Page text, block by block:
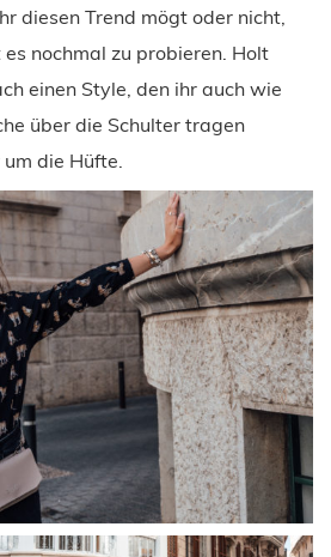
diesen Trend mögt oder nicht,
nochmal zu probieren. Holt
einen Style, den ihr auch wie
über die Schulter tragen
die Hüfte.